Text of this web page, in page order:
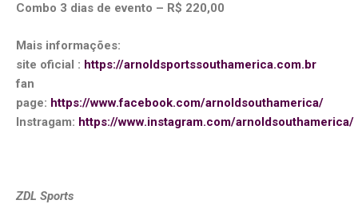
Combo 3 dias de evento – R$ 220,00
Mais informações:
site oficial : https://arnoldsportssouthamerica.com.br
fan
page: https://www.facebook.com/arnoldsouthamerica/
Instragam: https://www.instagram.com/arnoldsouthamerica/
ZDL Sports